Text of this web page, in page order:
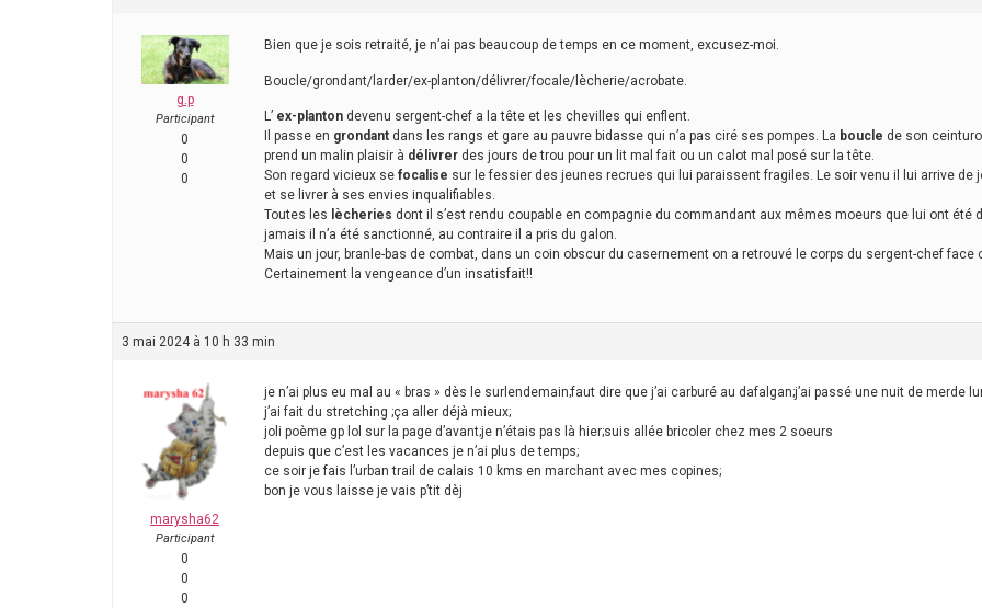
g.p
Participant
0
0
0
Bien que je sois retraité, je n’ai pas beaucoup de temps en ce moment, excusez-moi.
Boucle/grondant/larder/ex-planton/délivrer/focale/lècherie/acrobate.
L’ ex-planton devenu sergent-chef a la tête et les chevilles qui enflent.
Il passe en grondant dans les rangs et gare au pauvre bidasse qui n’a pas ciré ses pompes. La boucle de son
prend un malin plaisir à délivrer des jours de trou pour un lit mal fait ou un calot mal posé sur la tête.
Son regard vicieux se focalise sur le fessier des jeunes recrues qui lui paraissent fragiles. Le soir venu il lui arrive de
et se livrer à ses envies inqualifiables.
Toutes les lècheries dont il s’est rendu coupable en compagnie du commandant aux mêmes moeurs que lui ont
jamais il n’a été sanctionné, au contraire il a pris du galon.
Mais un jour, branle-bas de combat, dans un coin obscur du casernement on a retrouvé le corps du sergent-chef
Certainement la vengeance d’un insatisfait!!
3 mai 2024 à 10 h 33 min
marysha62
Participant
0
0
0
je n’ai plus eu mal au « bras » dès le surlendemain;faut dire que j’ai carburé au dafalgan;j’ai passé une nuit de
j’ai fait du stretching ;ça aller déjà mieux;
joli poème gp lol sur la page d’avant;je n’étais pas là hier;suis allée bricoler chez mes 2 soeurs
depuis que c’est les vacances je n’ai plus de temps;
ce soir je fais l’urban trail de calais 10 kms en marchant avec mes copines;
bon je vous laisse je vais p’tit dèj